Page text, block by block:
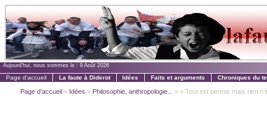
Aujourd'hui, nous sommes le : 9 Août 2026
Page d'accueil La faute à Diderot Idées Faits et arguments Chroniques du
Page d'accueil » Idées » Philosophie, anthropologie... » « Tout est permis mais rien